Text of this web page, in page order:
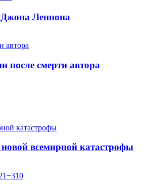
Джона Леннона
после смерти автора
всемирной катастрофы